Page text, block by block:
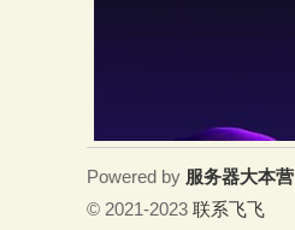
Powered by 服务器大本营
© 2021-2023 联系飞飞